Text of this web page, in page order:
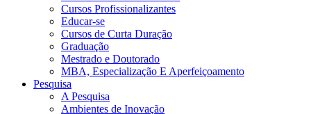
Cursos Profissionalizantes
Educar-se
Cursos de Curta Duração
Graduação
Mestrado e Doutorado
MBA, Especialização E Aperfeiçoamento
Pesquisa
A Pesquisa
Ambientes de Inovação